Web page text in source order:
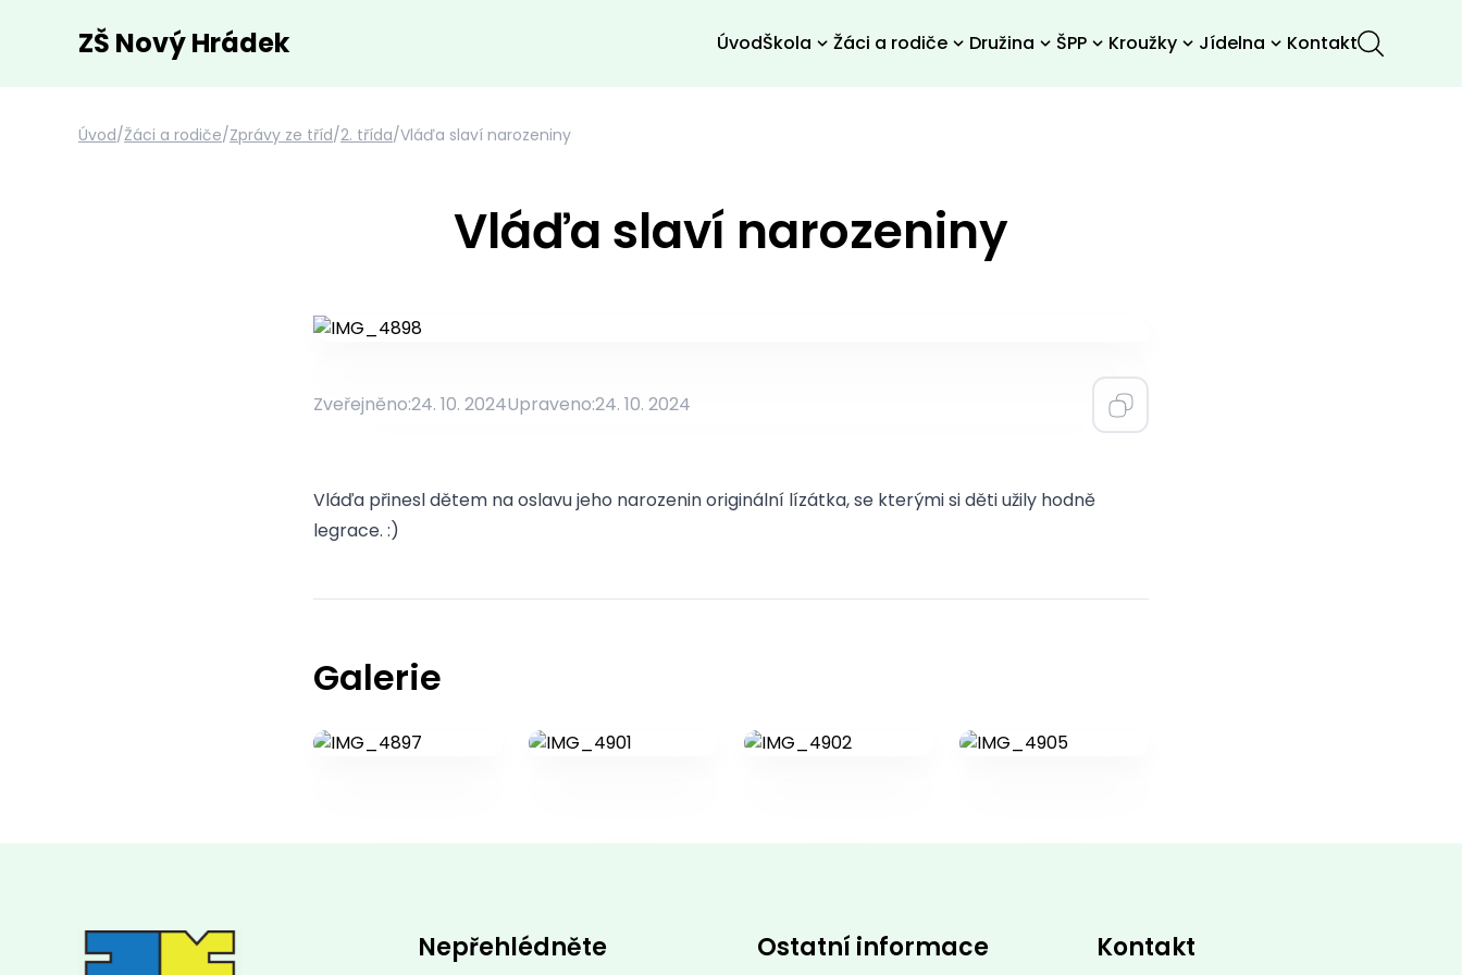
ZŠ Nový Hrádek ÚvodŠkola Žáci a rodiče Družina ŠPP Kroužky Jídelna Kontakt
Úvod/Žáci a rodiče/Zprávy ze tříd/2. třída/Vláďa slaví narozeniny
Vláďa slaví narozeniny
Zveřejněno:24. 10. 2024Upraveno:24. 10. 2024
Vláďa přinesl dětem na oslavu jeho narozenin originální lízátka, se kterými si děti užily hodně
legrace. :)
Galerie
Nepřehlédněte Ostatní informace Kontakt